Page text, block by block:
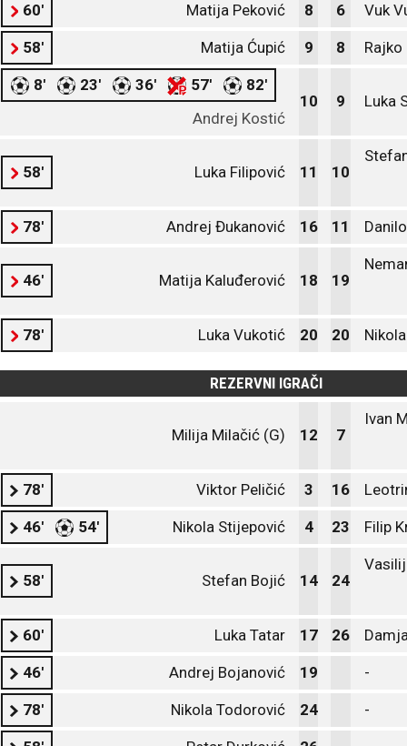
60' Matija Peković 8 6 Vuk
58' Matija Ćupić 9 8
8' 23' 36' 57'
82'
Andrej Kostić
10 9 Luka
58' Luka Filipović 11 10
78' Andrej Đukanović 16 11
46' Matija Kaluđerović 18 19
78' Luka Vukotić 20 20
REZERVNI IGRAČI
Milija Milačić (G) 12 7
Ivan
78' Viktor Peličić 3 16
46' 54' Nikola Stijepović 4 23 Filip
58' Stefan Bojić 14 24
60' Luka Tatar 17 26
46' Andrej Bojanović 19 -
78' Nikola Todorović 24 -